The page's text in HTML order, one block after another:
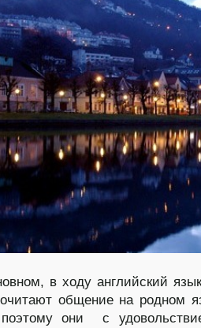
в ходу английский
общение на родном
они с